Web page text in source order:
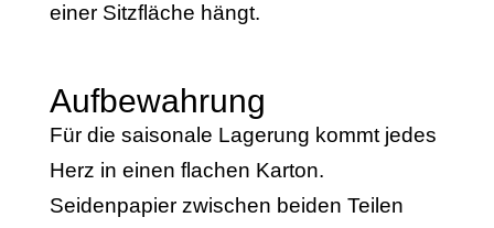
einer Sitzfläche hängt.
Aufbewahrung
Für die saisonale Lagerung kommt jedes
Herz in einen flachen Karton.
Seidenpapier zwischen beiden Teilen